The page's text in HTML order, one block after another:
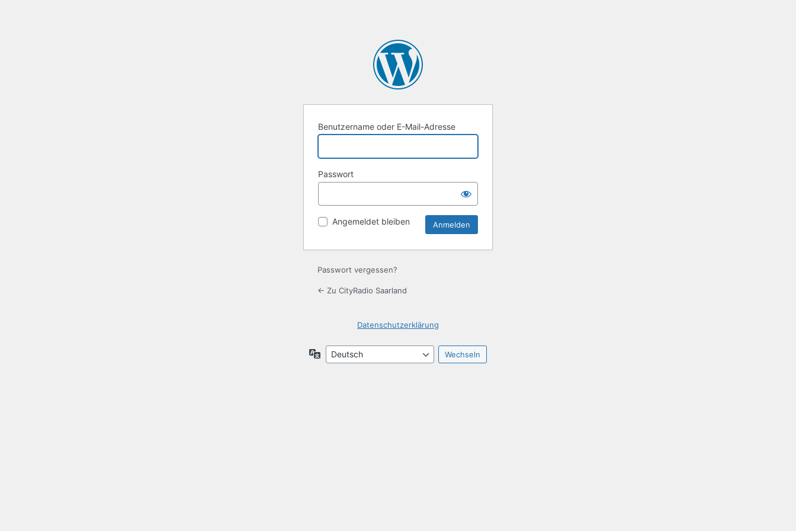
Benutzername oder E-Mail-Adresse
Passwort
Angemeldet bleiben
Passwort vergessen?
← Zu CityRadio Saarland
Datenschutzerklärung
Sprache